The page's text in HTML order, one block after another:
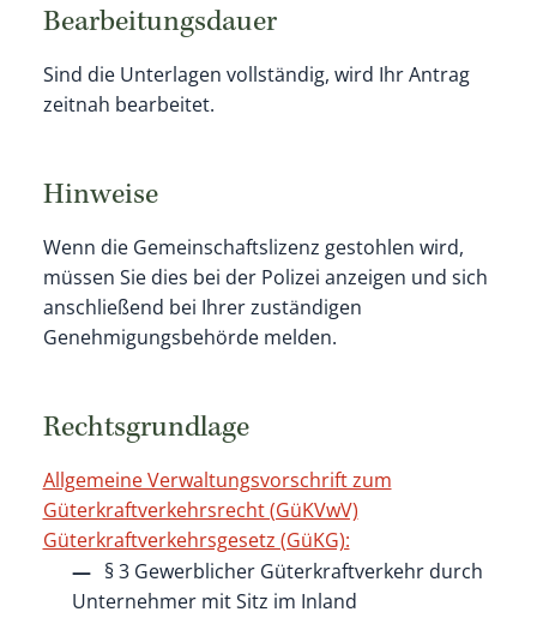
Bearbeitungsdauer
Sind die Unterlagen vollständig, wird Ihr Antrag
zeitnah bearbeitet.
Hinweise
Wenn die Gemeinschaftslizenz gestohlen wird,
müssen Sie dies bei der Polizei anzeigen und sich
anschließend bei Ihrer zuständigen
Genehmigungsbehörde melden.
Rechtsgrundlage
Allgemeine Verwaltungsvorschrift zum
Güterkraftverkehrsrecht (GüKVwV)
Güterkraftverkehrsgesetz (GüKG):
§ 3 Gewerblicher Güterkraftverkehr durch
Unternehmer mit Sitz im Inland